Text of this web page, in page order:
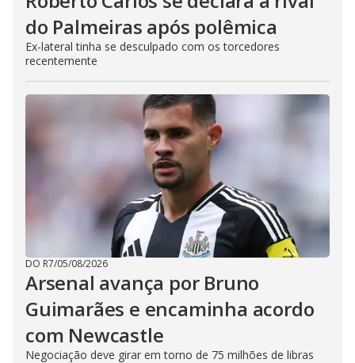
do Palmeiras após polêmica
Ex-lateral tinha se desculpado com os torcedores
recentemente
DO R7/05/08/2026
Arsenal avança por Bruno
Guimarães e encaminha acordo
com Newcastle
Negociação deve girar em torno de 75 milhões de libras